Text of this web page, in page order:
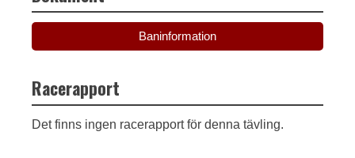
Baninformation
Racerapport
Det finns ingen racerapport för denna tävling.